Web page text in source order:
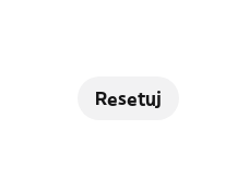
Resetuj